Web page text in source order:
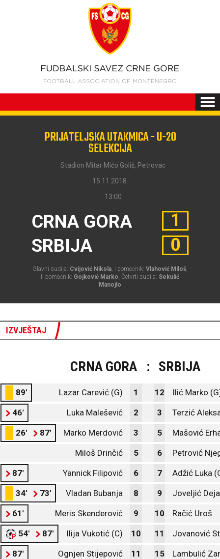
PRIJATELJSKA UTAKMICA - U-20
SELEKCIJA
Stadion Mitar Mićo Goliš, Petrovac
15.11.2018.
13:00
CRNA GORA
SRBIJA
1
0
Glavni sudija: Cvijović Nikola, I pomoćnik: Vlahović Miloš,
II pomoćnik: Gojković Marko, Četvrti sudija: Sekulić
Manojlo
IZVJEŠTAJ
CRNA GORA : SRBIJA
89' Lazar Carević (G) 1 12 Ilić Marko
46' Luka Malešević 2 3 Terzić
26' 87' Marko Merdović 3 5 Mašović
Miloš Drinčić 5 6 Petrović
87' Yannick Filipović 6 7 Adžić Luka
34' 73' Vladan Bubanja 8 9 Joveljić
61' Meris Skenderović 9 10 Račić Uroš
54' 87' Ilija Vukotić (C) 10 11 Jovanović
87' Ognjen Stijepović 11 15 Lambulić